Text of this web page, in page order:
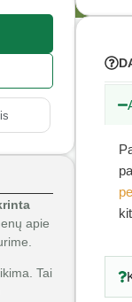
apie
Tai